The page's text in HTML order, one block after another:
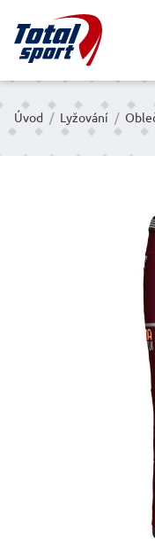
Úvod / Lyžování /